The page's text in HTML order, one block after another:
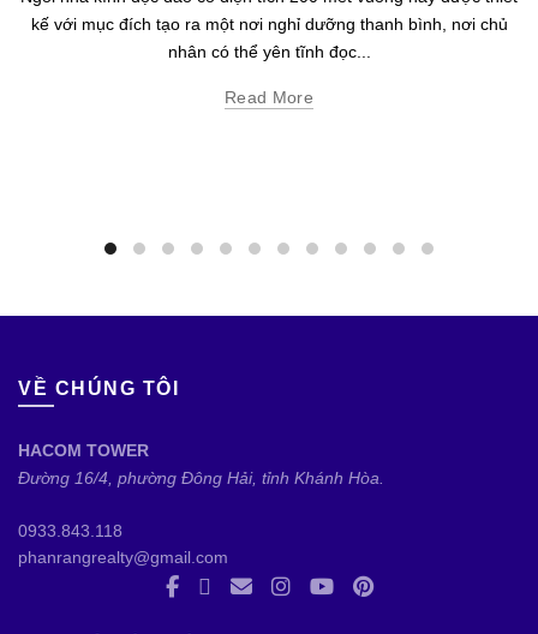
kế với mục đích tạo ra một nơi nghỉ dưỡng thanh bình, nơi chủ
nhân có thể yên tĩnh đọc...
Read More
VỀ CHÚNG TÔI
HACOM TOWER
Đường 16/4, phường Đông Hải, tỉnh Khánh Hòa.
0933.843.118
phanrangrealty@gmail.com